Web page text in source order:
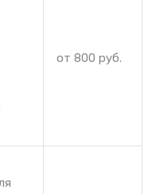
от 800 руб.